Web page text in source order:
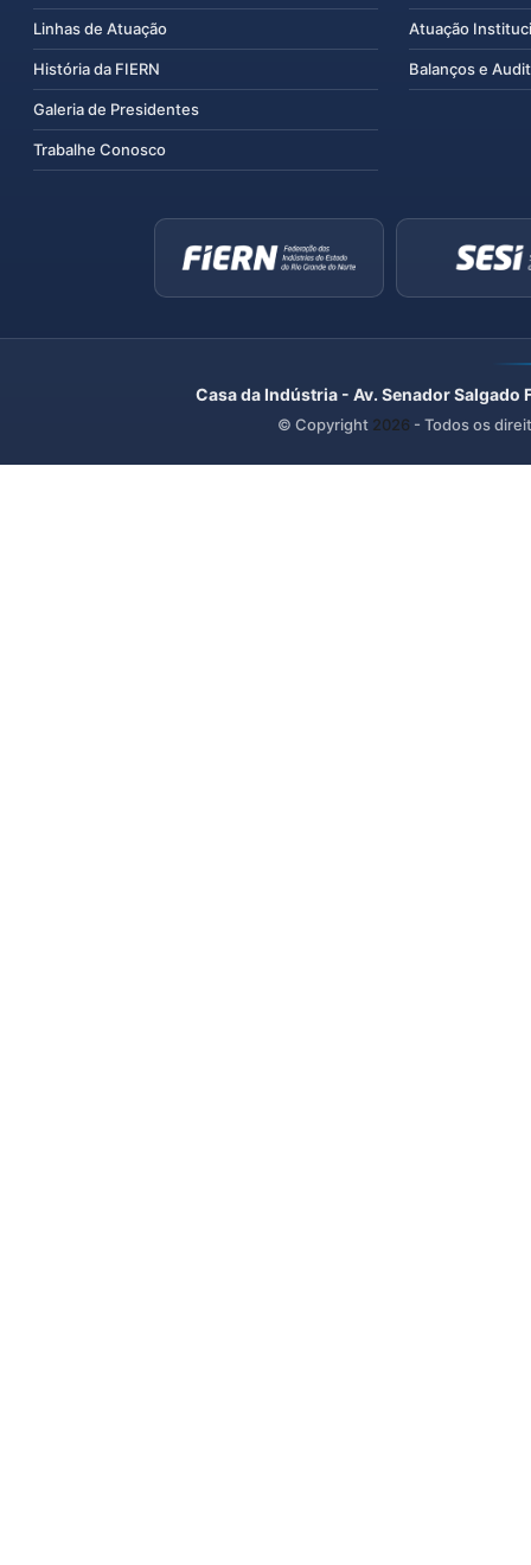
Linhas de Atuação
História da FIERN
Galeria de Presidentes
Trabalhe Conosco
Atuação
Balanços e
Casa da Indústria - Av. Senador
© Copyright 2026 - Todos os